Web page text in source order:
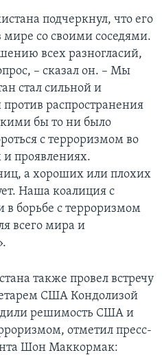
подчеркнул, что его
мире со своими соседями.
всех разногласий,
– сказал он. – Мы
стал сильной и
распространения
бы то ни было
с терроризмом во
и проявлениях.
а хороших или плохих
Наша коалиция с
борьбе с терроризмом
всего мира и
также провел встречу
США Кондолизой
решимость США и
отметил пресс-
Шон Маккормак: